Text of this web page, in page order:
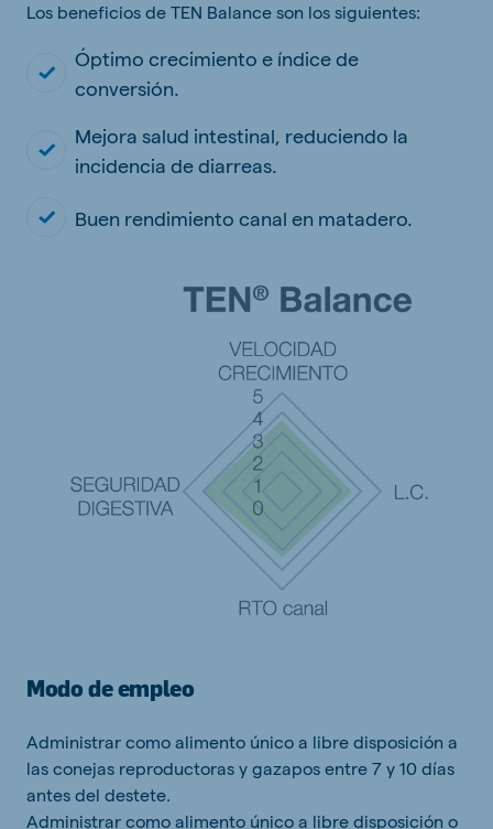
Los beneficios de TEN Balance son los siguientes:
Óptimo crecimiento e índice de
conversión.
Mejora salud intestinal, reduciendo la
incidencia de diarreas.
Buen rendimiento canal en matadero.
Modo de empleo
Administrar como alimento único a libre disposición a
las conejas reproductoras y gazapos entre 7 y 10 días
antes del destete.
Administrar como alimento único a libre disposición o